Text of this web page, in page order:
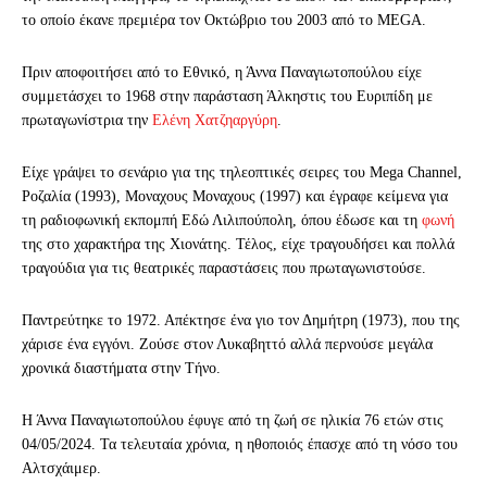
το οποίο έκανε πρεμιέρα τον Οκτώβριο του 2003 από το MEGA.
Πριν αποφοιτήσει από το Εθνικό, η Άννα Παναγιωτοπούλου είχε
συμμετάσχει το 1968 στην παράσταση Άλκηστις του Ευριπίδη με
πρωταγωνίστρια την Ελένη Χατζηαργύρη
Είχε γράψει το σενάριο για της τηλεοπτικές σειρες του Mega Channel,
Ροζαλία (1993), Μοναχους Μοναχους (1997) και έγραφε κείμενα για
τη ραδιοφωνική εκπομπή Εδώ Λιλιπούπολη, όπου έδωσε και τη φωνή
της στο χαρακτήρα της Χιονάτης. Τέλος, είχε τραγουδήσει και πολλά
τραγούδια για τις θεατρικές παραστάσεις που πρωταγωνιστούσε.
Παντρεύτηκε το 1972. Απέκτησε ένα γιο τον Δημήτρη (1973), που της
χάρισε ένα εγγόνι. Ζούσε στον Λυκαβηττό αλλά περνούσε μεγάλα
χρονικά διαστήματα στην Τήνο.
Η Άννα Παναγιωτοπούλου έφυγε από τη ζωή σε ηλικία 76 ετών στις
04/05/2024. Τα τελευταία χρόνια, η ηθοποιός έπασχε από τη νόσο του
Αλτσχάιμερ.